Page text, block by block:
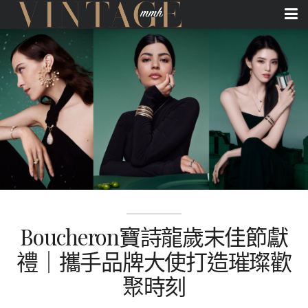
Boucheron寶詩龍歲末佳節獻
禮｜攜手品牌大使打造璀璨歡
聚時刻